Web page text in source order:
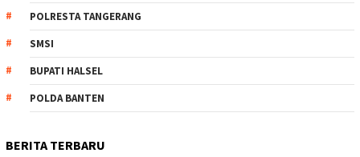
POLRESTA TANGERANG
SMSI
BUPATI HALSEL
POLDA BANTEN
BERITA TERBARU